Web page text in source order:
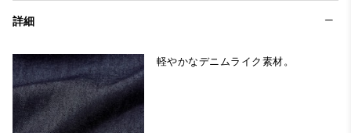
詳細
軽やかなデニムライク素材。